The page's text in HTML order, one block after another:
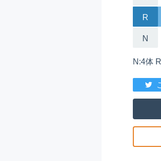
R
N
N:4体